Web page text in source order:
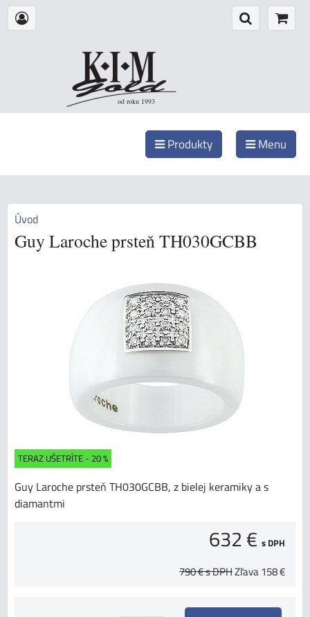
od roku 1993
Produkty Menu
Úvod
Guy Laroche prsteň TH030GCBB
TERAZ UŠETRÍTE - 20 %
Guy Laroche prsteň TH030GCBB, z bielej keramiky a s
diamantmi
632 € s DPH
790 €s DPHZľava158 €